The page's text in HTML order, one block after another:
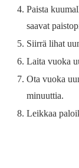
Paista
saavat
Siirrä lihat
Laita vuoka
Ota vuoka
minuuttia.
Leikkaa